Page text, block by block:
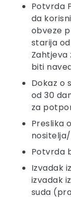
Potvrda
da
obveze
starija
Zahtjeva
biti
Dokaz o
od 30
za
Preslika
Potvrda
Izvadak
izvadak
suda